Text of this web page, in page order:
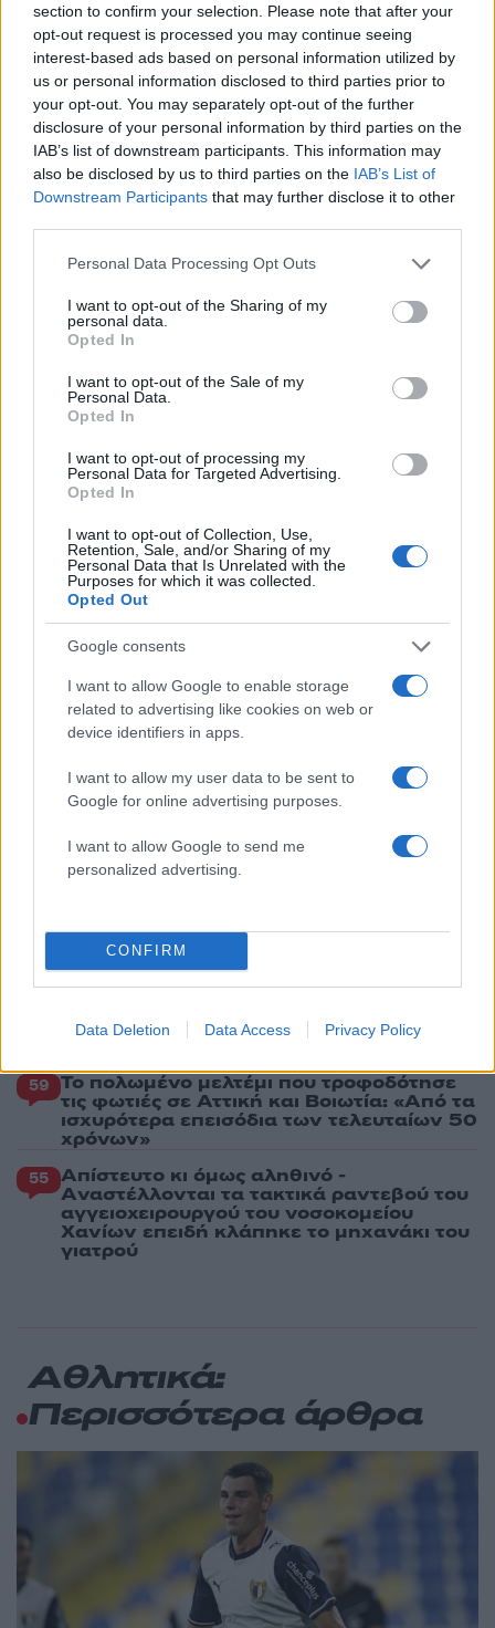
section to confirm your selection. Please note that after your
opt-out request is processed you may continue seeing
interest-based ads based on personal information utilized by
us or personal information disclosed to third parties prior to
your opt-out. You may separately opt-out of the further
disclosure of your personal information by third parties on the
IAB’s list of downstream participants. This information may
also be disclosed by us to third parties on the IAB’s List of
Downstream Participants that may further disclose it to other
Please note that this website/app uses one or more Google
not limited to your visit or usage behaviour. You may click to
grant or deny consent to Google and its third-party tags to
use your data for below specified purposes in below Google
consent section.
Personal Data Processing Opt Outs
I want to opt-out of the Sharing of my
personal data.
Opted In
I want to opt-out of the Sale of my
Personal Data.
Opted In
I want to opt-out of processing my
Personal Data for Targeted Advertising.
Opted In
I want to opt-out of Collection, Use,
Retention, Sale, and/or Sharing of my
Personal Data that Is Unrelated with the
Purposes for which it was collected.
Opted Out
Google consents
I want to allow Google to enable storage
related to advertising like cookies on web or
device identifiers in apps.
I want to allow my user data to be sent to
Google for online advertising purposes.
I want to allow Google to send me
personalized advertising.
CONFIRM
Data Deletion Data Access Privacy Policy
Share:
Ακολουθήστε το Νewsit.gr στοGoogle Newsκαι
ενημερωθείτε πρώτοι για όλη την ειδησεογραφία και τα
τελευταία νέα
της ημέρας
Πιο δημοφιλή
Σέρρες: Βίντεο ντοκουμέντο από το
τροχαίο με νεκρούς μητέρα και γιο – Ο
οδηγός του φορτηγού κατέγραψε τη
Marfin: Η 46χρονη πήρε προθεσμία για να
απολογηθεί την Τρίτη – «Είναι αθώα,
100.000 άτομα»
Σίντνεϊ Τάουλ: Πέθανε σε ηλικία 26 ετών η
με τον καρκίνο
Μεταφορές χρημάτων: Πότε μπορεί να
θεωρηθούν δωρεές και να επιβληθεί φόρος
– Τι ισχυεί για τις γονικές παροχές
Κυψέλη: «Δεν μπορώ να το πιστέψω» –
Σοκαρισμένο το ζευγάρι Αμερικανών που
φιλοξενούσε τον 26χρονο Αφγανό στη
Λέσβο
Πιο σχολιασμένα
Καρυστιανού - Η επόμενη μέρα για την
«Ελπίδα για τη Δημοκρατία»
επιχειρεί και τη νύχτα στα μέτωπα της
φωτιάς
68 Βγήκαν ξανά τα μαχαίρια στην Ελπίδα
Γρατσία και Γαλανός μετέτρεψαν το
κίνημα σε φοβικό αρχηγικό κόμμα»
59 Το πολωμένο μελτέμι που τροφοδότησε
τις φωτιές σε Αττική και Βοιωτία: «Από τα
ισχυρότερα επεισόδια των τελευταίων 50
χρόνων»
55 Απίστευτο κι όμως αληθινό -
Aναστέλλονται τα τακτικά ραντεβού του
αγγειοχειρουργού του νοσοκομείου
Χανίων επειδή κλάπηκε το μηχανάκι του
γιατρού
Αθλητικά:
Περισσότερα άρθρα